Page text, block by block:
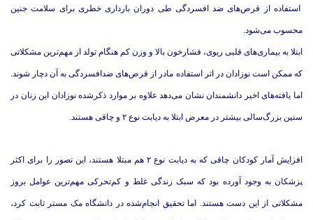
استفاده از قرص‌های ضد افسردگی طی دوران بارداری خطری برای سلامت جنین
محسوب می‌شود.
ابتلا به بیماری‌های قلبی ریوی، فشارخون بالا و وزن کم هنگام تولد از مهم‌ترین مشکلاتی
که ممکن است نوزادان در اثر استفاده مادر از قرص‌های ضدافسردگی به آن دچار شوند.
اما یافته‌های اخیر دانشمندان نشان می‌دهد علاوه بر موارد ذکرشده نوزادان این زنان در
سنین بزرگ‌سالی بیشتر در معرض ابتلا به دیابت نوع ۲ و چاقی هستند.
افزایش آمار کودکان چاقی که به دیابت نوع ۲ هم مبتلا هستند، این تصور را برای اکثر
پزشکان به وجود آورده بود که سبک زندگی غلط و کم‌تحرکی مهم‌ترین عوامل بروز
مشکلاتی از این‌ دست هستند. اما تحقیق انجام‌شده در دانشگاه مک مستر ثابت کرد،